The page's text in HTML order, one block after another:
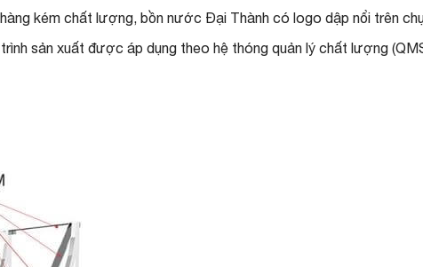
kém chất lượng, bồn nước Đại Thành có logo dập nổi trên
sản xuất được áp dụng theo hệ thóng quản lý chất lượng